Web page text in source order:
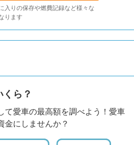
入りの保存や燃費記録など様々な
ります
ら？
て愛車の最高額を調べよう！愛車
金にしませんか？